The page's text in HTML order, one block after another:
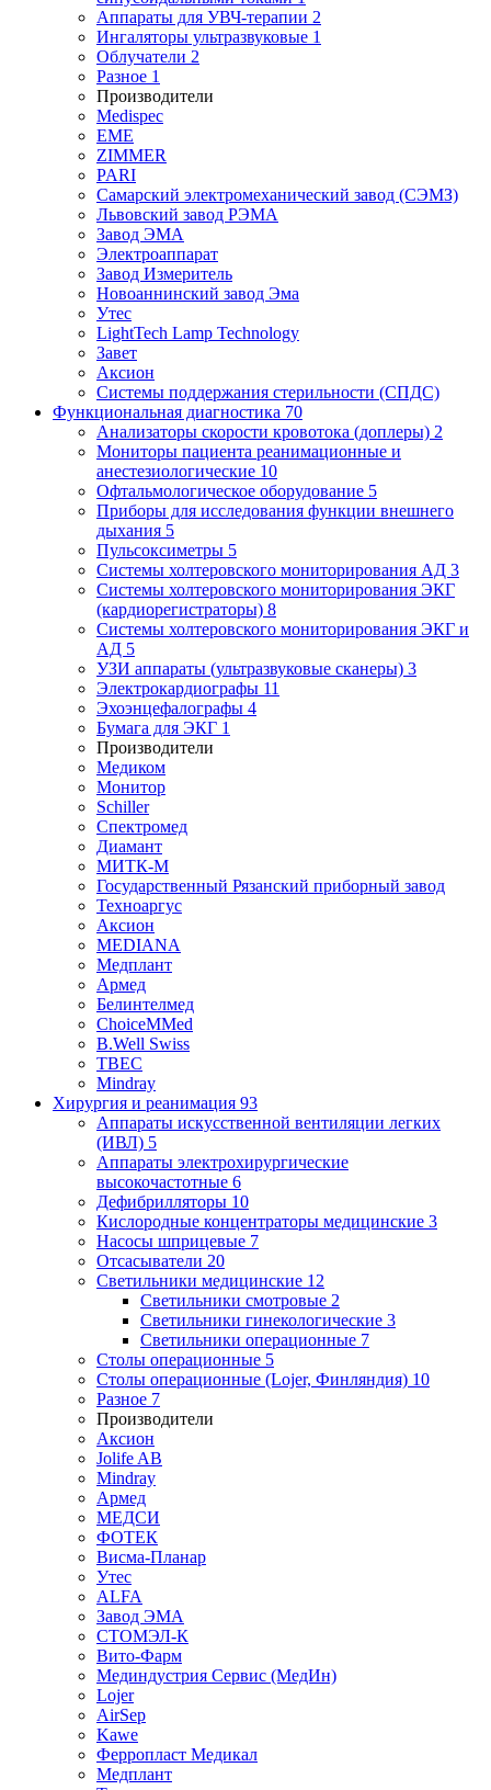
Аппараты для УВЧ-терапии 2
Ингаляторы ультразвуковые 1
Облучатели 2
Разное 1
Производители
Medispec
EME
ZIMMER
PARI
Самарский электромеханический завод (СЭМЗ)
Львовский завод РЭМА
Завод ЭМА
Электроаппарат
Завод Измеритель
Новоаннинский завод Эма
Утес
LightTech Lamp Technology
Завет
Аксион
Системы поддержания стерильности (СПДС)
Функциональная диагностика 70
Анализаторы скорости кровотока (доплеры) 2
Мониторы пациента реанимационные и
анестезиологические 10
Офтальмологическое оборудование 5
Приборы для исследования функции внешнего
дыхания 5
Пульсоксиметры 5
Системы холтеровского мониторирования АД 3
Системы холтеровского мониторирования ЭКГ
(кардиорегистраторы) 8
Системы холтеровского мониторирования ЭКГ и
АД 5
УЗИ аппараты (ультразвуковые сканеры) 3
Электрокардиографы 11
Эхоэнцефалографы 4
Бумага для ЭКГ 1
Производители
Медиком
Монитор
Schiller
Спектромед
Диамант
МИТК-М
Государственный Рязанский приборный завод
Техноаргус
Аксион
MEDIANA
Медплант
Армед
Белинтелмед
ChoiceMMed
B.Well Swiss
ТВЕС
Mindray
Хирургия и реанимация 93
Аппараты искусственной вентиляции легких
(ИВЛ) 5
Аппараты электрохирургические
высокочастотные 6
Дефибрилляторы 10
Кислородные концентраторы медицинские 3
Насосы шприцевые 7
Отсасыватели 20
Светильники медицинские 12
Светильники смотровые 2
Светильники гинекологические 3
Светильники операционные 7
Столы операционные 5
Столы операционные (Lojer, Финляндия) 10
Разное 7
Производители
Аксион
Jolife AB
Mindray
Армед
МЕДСИ
ФОТЕК
Висма-Планар
Утес
ALFA
Завод ЭМА
СТОМЭЛ-К
Вито-Фарм
Мединдустрия Сервис (МедИн)
Lojer
AirSep
Kawe
Ферропласт Медикал
Медплант